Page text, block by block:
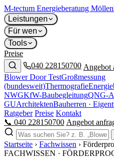
M-tectum Energieberatung
Leistungen
Für wen
Tools
Preise
040 228150700 Angebot
Blower Door TestGroßmessung
(bundesweit)Thermografie
NWGKfW-BaubegleitungQNG-
GUArchitektenBauherren ·
Ratgeber Preise Kontakt
📞 040 228150700 Angebot
Startseite › Fachwissen ›
FACHWISSEN ·